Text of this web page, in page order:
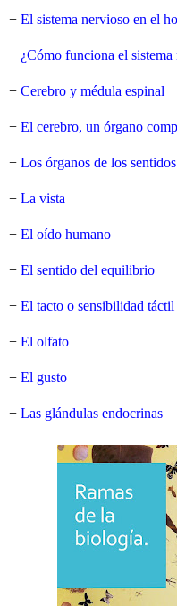
+ El sistema nervioso en el
+ ¿Cómo funciona el sistema
+ Cerebro y médula espinal
+ El cerebro, un órgano
+ Los órganos de los sentidos
+ La vista
+ El oído humano
+ El sentido del equilibrio
+ El tacto o sensibilidad táctil
+ El olfato
+ El gusto
+ Las glándulas endocrinas